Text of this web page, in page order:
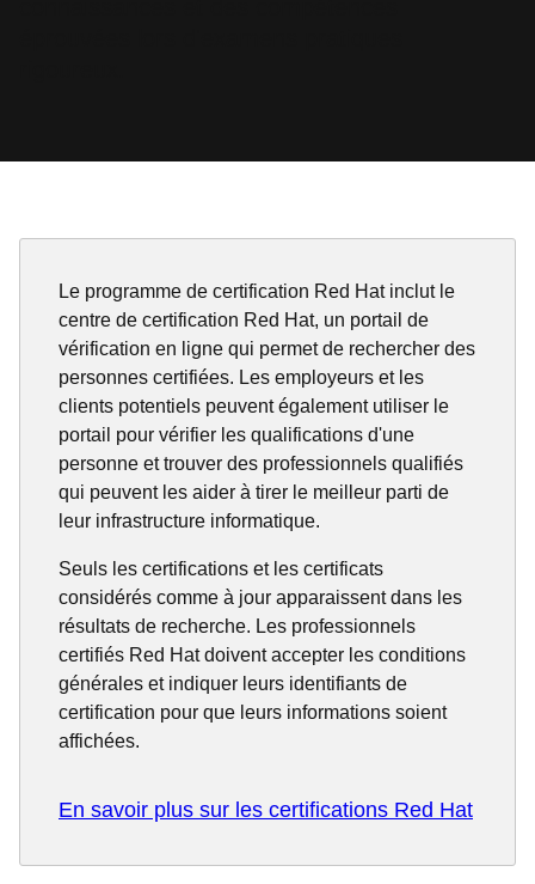
Le programme de certification Red Hat inclut le
centre de certification Red Hat, un portail de
vérification en ligne qui permet de rechercher des
personnes certifiées. Les employeurs et les
clients potentiels peuvent également utiliser le
portail pour vérifier les qualifications d'une
personne et trouver des professionnels qualifiés
qui peuvent les aider à tirer le meilleur parti de
leur infrastructure informatique.
Seuls les certifications et les certificats
considérés comme à jour apparaissent dans les
résultats de recherche. Les professionnels
certifiés Red Hat doivent accepter les conditions
générales et indiquer leurs identifiants de
certification pour que leurs informations soient
affichées.
En savoir plus sur les certifications Red Hat